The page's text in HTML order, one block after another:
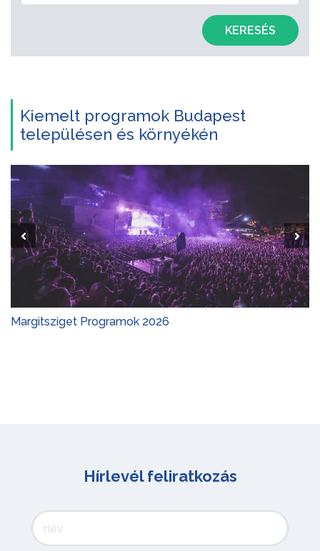
KERESÉS
Kiemelt programok Budapest
településen és környékén
Margitsziget Programok 2026
Hírlevél feliratkozás